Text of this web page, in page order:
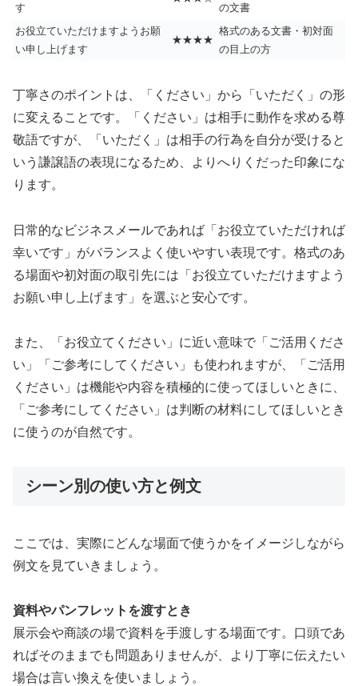
す
の文書
お役立ていただけますようお願
い申し上げます
★★★★
格式のある文書・初対面
の目上の方
丁寧さのポイントは、「ください」から「いただく」の形
に変えることです。「ください」は相手に動作を求める尊
敬語ですが、「いただく」は相手の行為を自分が受けると
いう謙譲語の表現になるため、よりへりくだった印象にな
ります。
日常的なビジネスメールであれば「お役立ていただければ
幸いです」がバランスよく使いやすい表現です。格式のあ
る場面や初対面の取引先には「お役立ていただけますよう
お願い申し上げます」を選ぶと安心です。
また、「お役立てください」に近い意味で「ご活用くださ
い」「ご参考にしてください」も使われますが、「ご活用
ください」は機能や内容を積極的に使ってほしいときに、
「ご参考にしてください」は判断の材料にしてほしいとき
に使うのが自然です。
シーン別の使い方と例文
ここでは、実際にどんな場面で使うかをイメージしながら
例文を見ていきましょう。
資料やパンフレットを渡すとき
展示会や商談の場で資料を手渡しする場面です。口頭であ
ればそのままでも問題ありませんが、より丁寧に伝えたい
場合は言い換えを使いましょう。